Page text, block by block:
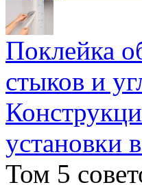
Поклейка
стыков и
установки
Том 5